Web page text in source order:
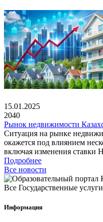
15.01.2025
2040
Рынок недвижимости
Ситуация на рынке
окажется под влиянием
включая изменения ставки
Подробнее
Все новости
Все Государственные
Информация